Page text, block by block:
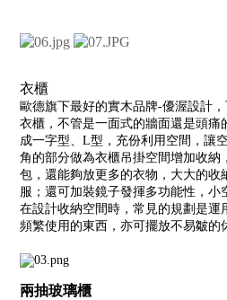
衣櫃
歐德旗下最好的實木品牌-優渥設計
衣櫃，不管是一面式的牆面還是頭痛
成一字型、L型，充份利用空間，讓
角的部分做為衣櫃吊掛空間增加收納
包，還能夠放更多的衣物，大大的收
服；還可加裝鏡子發揮多功能性，小
在設計收納空間時，常見的規劃是運
頻繁使用的東西，亦可擺放不易皺的
兩抽玻璃櫃